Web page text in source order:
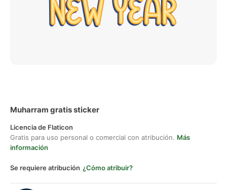
Muharram gratis sticker
Licencia de Flaticon
Gratis para uso personal o comercial con atribución. Más
información
Se requiere atribución ¿Cómo atribuir?